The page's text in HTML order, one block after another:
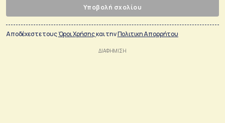
Υποβολή σχολίου
Αποδέχεστε τουςΌροι Χρήσηςκαι τηνΠολιτικη Απορρήτου